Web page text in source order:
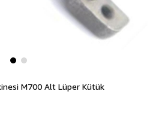
M700 Alt Lüper Kütük